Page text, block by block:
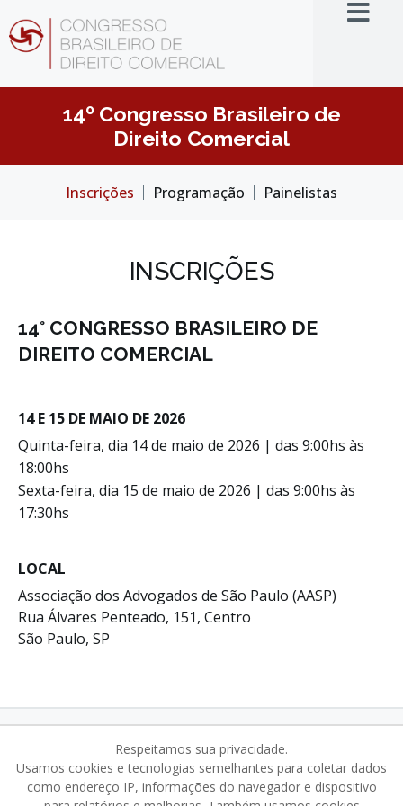
14º Congresso Brasileiro de
Direito Comercial
Inscrições Programação Painelistas
INSCRIÇÕES
14° CONGRESSO BRASILEIRO DE
DIREITO COMERCIAL
14 E 15 DE MAIO DE 2026
Quinta-feira, dia 14 de maio de 2026 | das 9:00hs às
18:00hs
Sexta-feira, dia 15 de maio de 2026 | das 9:00hs às
17:30hs
LOCAL
Associação dos Advogados de São Paulo (AASP)
Rua Álvares Penteado, 151, Centro
São Paulo, SP
NEWSLETTER organizacao@acdcom.org.br
Respeitamos sua privacidade.
Usamos cookies e tecnologias semelhantes para coletar dados
como endereço IP, informações do navegador e dispositivo